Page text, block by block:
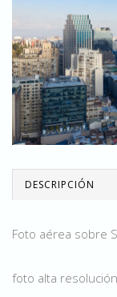
DESCRIPCIÓN
Foto aérea sobre
foto alta resolución